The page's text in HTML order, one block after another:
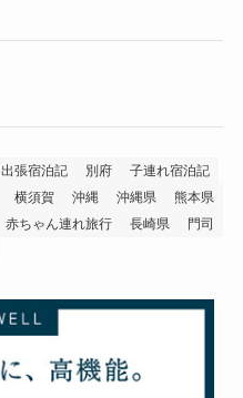
出張宿泊記 別府
子連れ宿泊記
横須賀 沖縄 沖縄県
熊本県
赤ちゃん連れ旅行 長崎県
門司